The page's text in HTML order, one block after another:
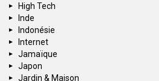
High Tech
Inde
Indonésie
Internet
Jamaïque
Japon
Jardin & Maison